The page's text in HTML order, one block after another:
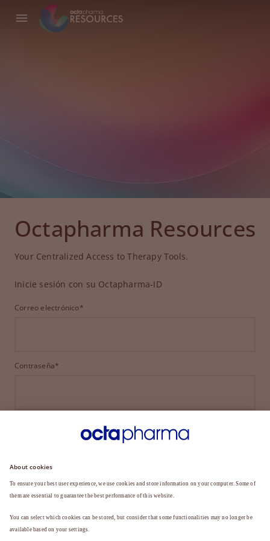
Octapharma Resources
Your Centralized Access to Therapy Tools.
Inicie sesión con su Octapharma-ID
Correo electrónico*
Contraseña*
INICIAR SESIÓN
¿HA OLVIDADO SU CONTRASEÑA?
¿Aún no es miembro?